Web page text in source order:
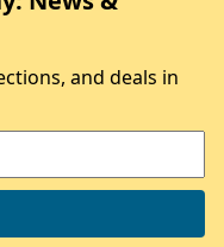
and deals in